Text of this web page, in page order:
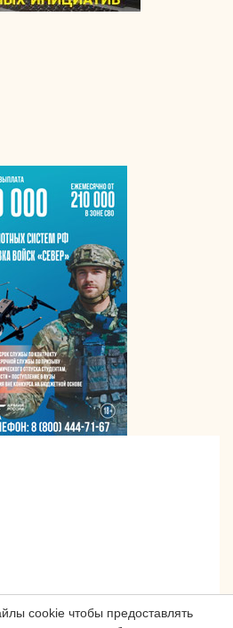
cookie чтобы предоставлять